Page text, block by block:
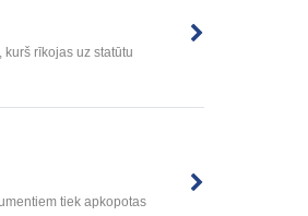
rīkojas uz statūtu
tiek apkopotas